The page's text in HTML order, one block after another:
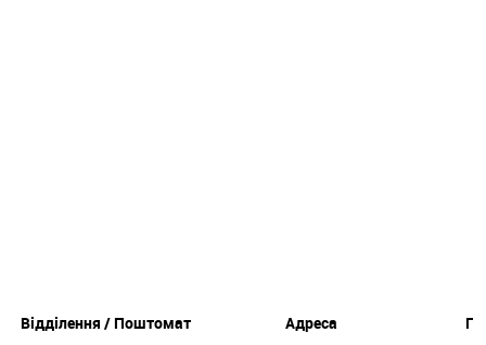
Відділення / Поштомат Адреса